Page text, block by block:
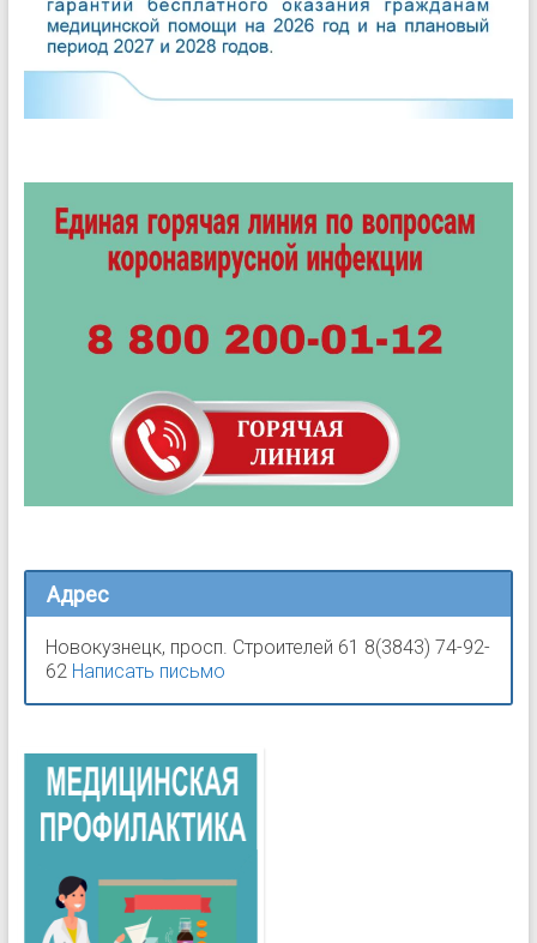
Адрес
Новокузнецк, просп. Строителей 61 8(3843) 74-92-
62 Написать письмо